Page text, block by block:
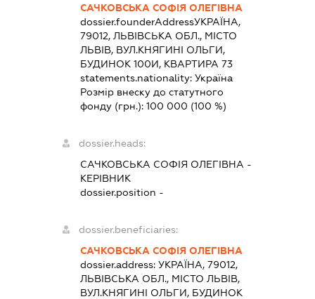
САЧКОВСЬКА СОФІЯ ОЛЕГІВНА
dossier.founderAddressУКРАЇНА,
79012, ЛЬВІВСЬКА ОБЛ., МІСТО
ЛЬВІВ, ВУЛ.КНЯГИНІ ОЛЬГИ,
БУДИНОК 100И, КВАРТИРА 73
statements.nationality: Україна
Розмір внеску до статутного
фонду (грн.): 100 000 (100 %)
dossier.heads:
САЧКОВСЬКА СОФІЯ ОЛЕГІВНА -
КЕРІВНИК
dossier.position -
dossier.beneficiaries:
САЧКОВСЬКА СОФІЯ ОЛЕГІВНА
dossier.address: УКРАЇНА, 79012,
ЛЬВІВСЬКА ОБЛ., МІСТО ЛЬВІВ,
ВУЛ.КНЯГИНІ ОЛЬГИ, БУДИНОК